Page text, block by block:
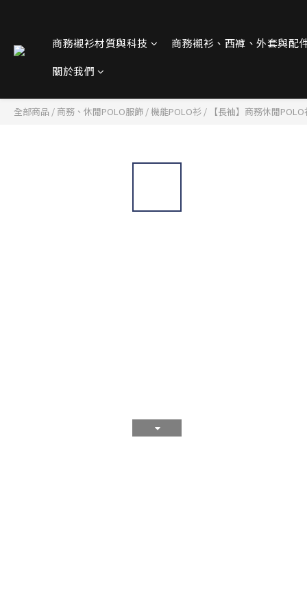
商務襯衫材質與科技
商務襯衫、西褲、外套與配
關於我們
全部商品 / 商務、休閒POLO服飾 /機能POLO衫 / 【長袖】商務休閒POLO